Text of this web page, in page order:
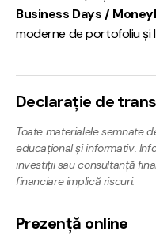
Business Days /
moderne de portofoliu și
Declarație de
Toate materialele semnate
educațional și informativ.
investiții sau consultanță
financiare implică riscuri.
Prezență online